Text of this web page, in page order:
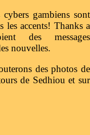
gambiens sont
les accents! Thanks a
des messages
nouvelles.
des photos de
de Sedhiou et sur